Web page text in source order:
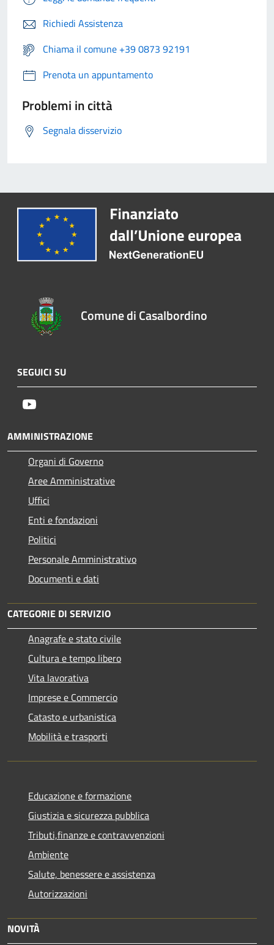
Richiedi Assistenza
Chiama il comune +39 0873 92191
Prenota un appuntamento
Problemi in città
Segnala disservizio
Comune di Casalbordino
SEGUICI SU
AMMINISTRAZIONE
Organi di Governo
Aree Amministrative
Uffici
Enti e fondazioni
Politici
Personale Amministrativo
Documenti e dati
CATEGORIE DI SERVIZIO
Anagrafe e stato civile
Cultura e tempo libero
Vita lavorativa
Imprese e Commercio
Catasto e urbanistica
Mobilità e trasporti
Educazione e formazione
Giustizia e sicurezza pubblica
Tributi,finanze e contravvenzioni
Ambiente
Salute, benessere e assistenza
Autorizzazioni
NOVITÀ